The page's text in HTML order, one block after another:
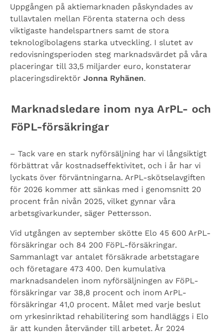
Uppgången på aktiemarknaden påskyndades av
tullavtalen mellan Förenta staterna och dess
viktigaste handelspartners samt de stora
teknologibolagens starka utveckling. I slutet av
redovisningsperioden steg marknadsvärdet på våra
placeringar till 33,5 miljarder euro, konstaterar
placeringsdirektör Jonna Ryhänen.
Marknadsledare inom nya ArPL- och
FöPL-försäkringar
– Tack vare en stark nyförsäljning har vi långsiktigt
förbättrat vår kostnadseffektivitet, och i år har vi
lyckats över förväntningarna. ArPL-skötselavgiften
för 2026 kommer att sänkas med i genomsnitt 20
procent från nivån 2025, vilket gynnar våra
arbetsgivarkunder, säger Pettersson.
Vid utgången av september skötte Elo 45 600 ArPL-
försäkringar och 84 200 FöPL-försäkringar.
Sammanlagt var antalet försäkrade arbetstagare
och företagare 473 400. Den kumulativa
marknadsandelen inom nyförsäljningen av FöPL-
försäkringar var 38,8 procent och inom ArPL-
försäkringar 41,0 procent. Målet med varje beslut
om yrkesinriktad rehabilitering som handläggs i Elo
är att kunden återvänder till arbetet. År 2024